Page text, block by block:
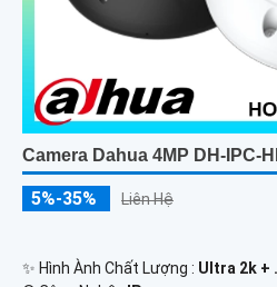
Camera Dahua 4MP DH-IPC-
5%-35% Liên Hệ
✨ Hình Ành Chất Lượng : Ultra 2k + .